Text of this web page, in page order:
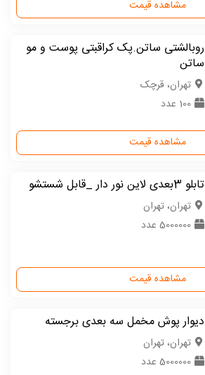
مشاهده قیمت
روبالشتی ساتن.پک کراقبتی پوست و مو
ساتن
تهران، قرچک
100 عدد
مشاهده قیمت
تابلو 3بعدی لاین نور دار _قابل شستشو
تهران، تهران
5000000 عدد
مشاهده قیمت
دیوار پوش مخمل سه بعدی برجسته
تهران، تهران
5000000 عدد